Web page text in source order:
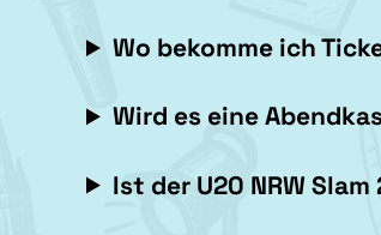
Wo bekomme ich
Wird es eine
Ist der U20 NRW